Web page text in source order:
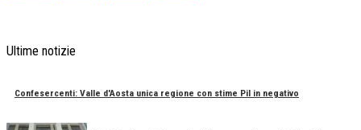
Ultime notizie
Confesercenti: Valle d'Aosta unica regione con stime Pil in negativo